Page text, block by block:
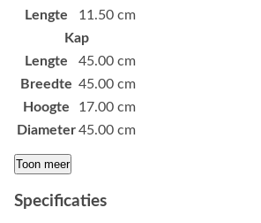
Lengte
11.50 cm
Kap
Lengte
45.00 cm
Breedte 45.00 cm
Hoogte
17.00 cm
Diameter45.00 cm
Toon meer
Specificaties